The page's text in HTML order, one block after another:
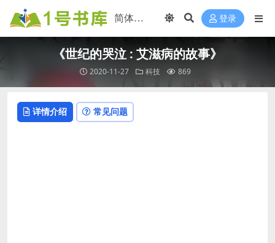
登录
《世纪的哭泣 : 艾滋病的故事》
2020-11-27 科技 869
详情介绍 常见问题